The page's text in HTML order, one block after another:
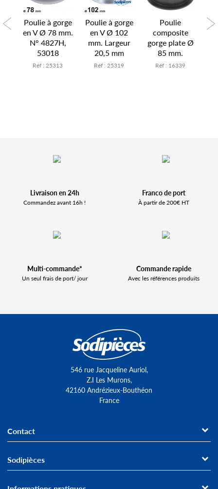
Poulie à gorge
en V Ø 78 mm.
N° 4827H,
53018
Réf : 25313
Poulie à gorge
en V Ø 102
mm. Largeur
20,5 mm
Réf : 25319
Poulie
composite
gorge plate Ø
85 mm.
Réf : 16339
Livraison en 24h
Commandez avant 16h !
Franco de port
À partir de 200€ HT
Multi-commande*
Un seul frais de port/ jour
Commande rapide
Avec les références produits
546 rue Jacqueline Auriol,
Z.I Les Murons,
42160 Andrézieux-Bouthéon
France
Contact
Sodipièces